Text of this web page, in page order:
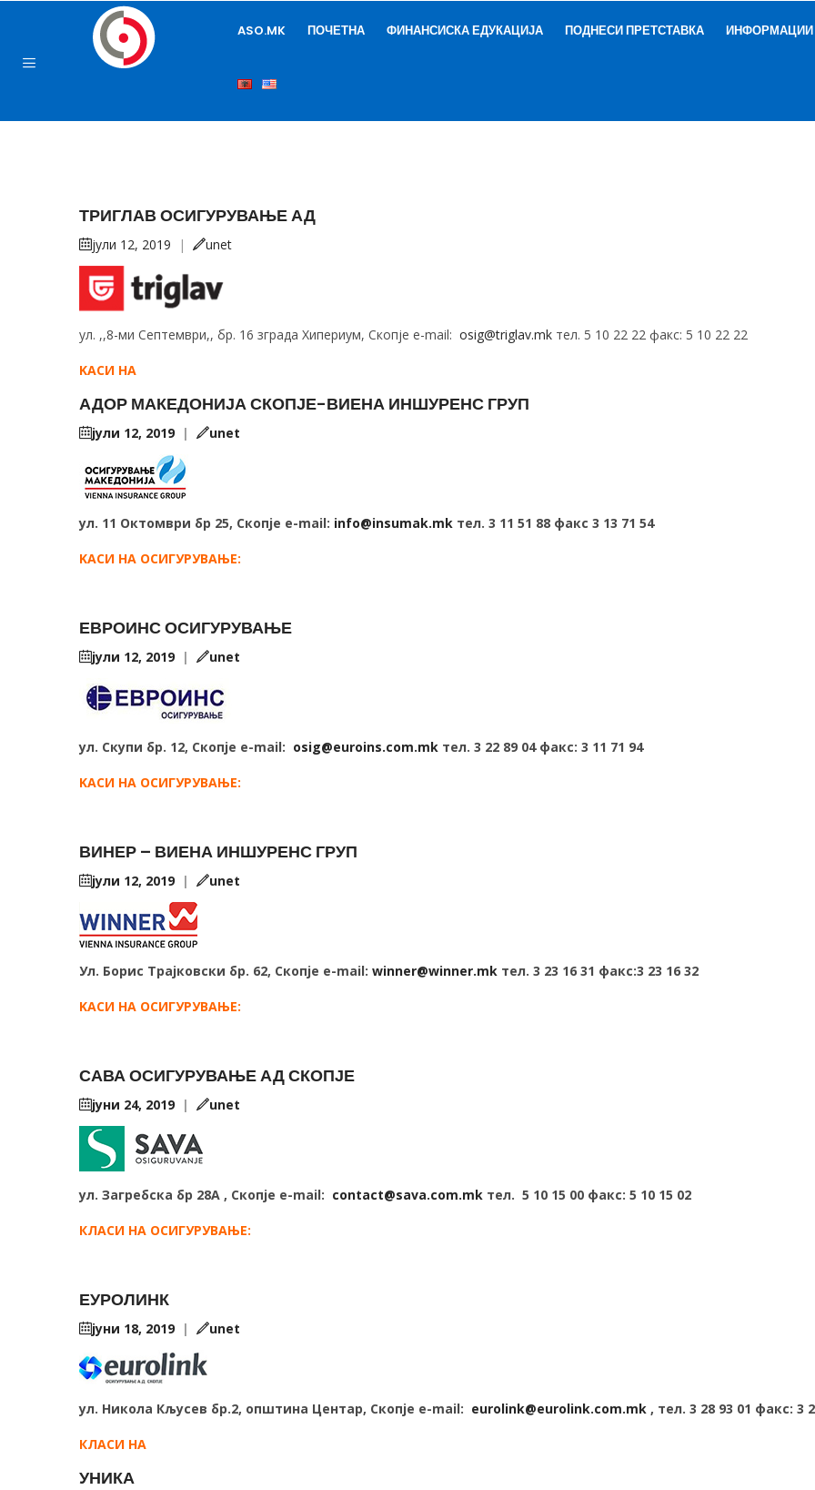
ASO.MK ПОЧЕТНА ФИНАНСИСКА ЕДУКАЦИЈА ПОДНЕСИ ПРЕТСТАВКА ИНФОРМАЦИИ
ТРИГЛАВ ОСИГУРУВАЊЕ АД
јули 12, 2019 | unet
ул. ,,8-ми Септември,, бр. 16 зграда Хипериум, Скопје e-mail: osig@triglav.mk тел. 5 10 22 22 факс: 5 10 22 22
KАСИ НА
АДОР МАКЕДОНИЈА СКОПЈЕ-ВИЕНА ИНШУРЕНС ГРУП
јули 12, 2019 | unet
ул. 11 Октомври бр 25, Скопје e-mail: info@insumak.mk тел. 3 11 51 88 факс 3 13 71 54
KАСИ НА ОСИГУРУВАЊЕ:
ЕВРОИНС ОСИГУРУВАЊЕ
јули 12, 2019 | unet
ул. Скупи бр. 12, Скопје e-mail: osig@euroins.com.mk тел. 3 22 89 04 факс: 3 11 71 94
KАСИ НА ОСИГУРУВАЊЕ:
ВИНЕР – ВИЕНА ИНШУРЕНС ГРУП
јули 12, 2019 | unet
Ул. Борис Трајковски бр. 62, Скопје e-mail: winner@winner.mk тел. 3 23 16 31 факс:3 23 16 32
KАСИ НА ОСИГУРУВАЊЕ:
САВА ОСИГУРУВАЊЕ АД СКОПЈЕ
јуни 24, 2019 | unet
ул. Загребска бр 28А , Скопје e-mail: contact@sava.com.mk тел. 5 10 15 00 факс: 5 10 15 02
КЛАСИ НА ОСИГУРУВАЊЕ:
ЕУРОЛИНК
јуни 18, 2019 | unet
ул. Никола Кљусев бр.2, општина Центар, Скопје e-mail: eurolink@eurolink.com.mk , тел. 3 28 93 01 факс: 3
КЛАСИ НА
УНИКА